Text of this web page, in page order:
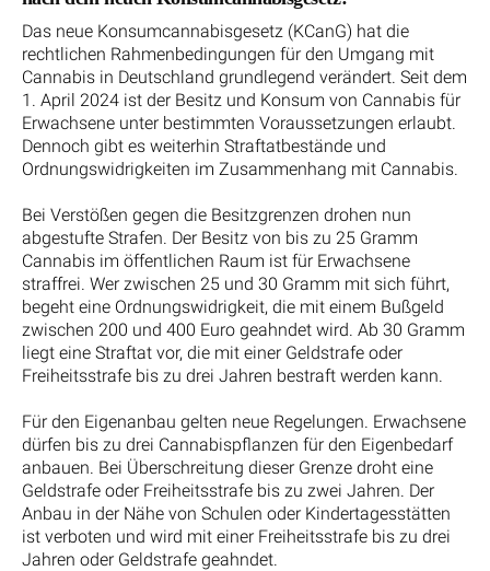
Das neue Konsumcannabisgesetz (KCanG) hat die
rechtlichen Rahmenbedingungen für den Umgang mit
Cannabis in Deutschland grundlegend verändert. Seit dem
1. April 2024 ist der Besitz und Konsum von Cannabis für
Erwachsene unter bestimmten Voraussetzungen erlaubt.
Dennoch gibt es weiterhin Straftatbestände und
Ordnungswidrigkeiten im Zusammenhang mit Cannabis.
Bei Verstößen gegen die Besitzgrenzen drohen nun
abgestufte Strafen. Der Besitz von bis zu 25 Gramm
Cannabis im öffentlichen Raum ist für Erwachsene
straffrei. Wer zwischen 25 und 30 Gramm mit sich führt,
begeht eine Ordnungswidrigkeit, die mit einem Bußgeld
zwischen 200 und 400 Euro geahndet wird. Ab 30 Gramm
liegt eine Straftat vor, die mit einer Geldstrafe oder
Freiheitsstrafe bis zu drei Jahren bestraft werden kann.
Für den Eigenanbau gelten neue Regelungen. Erwachsene
dürfen bis zu drei Cannabispflanzen für den Eigenbedarf
anbauen. Bei Überschreitung dieser Grenze droht eine
Geldstrafe oder Freiheitsstrafe bis zu zwei Jahren. Der
Anbau in der Nähe von Schulen oder Kindertagesstätten
ist verboten und wird mit einer Freiheitsstrafe bis zu drei
Jahren oder Geldstrafe geahndet.